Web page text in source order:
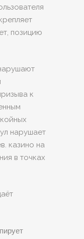
позицию
к
нарушает
казино на
в точках